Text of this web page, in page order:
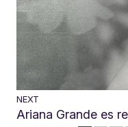
NEXT
Ariana Grande es